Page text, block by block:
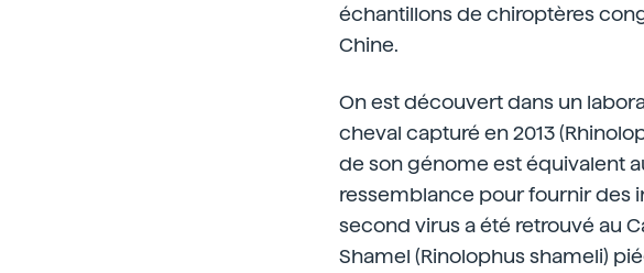
échantillons de chiroptères
Chine.
On est découvert dans un
cheval capturé en 2013
de son génome est équivalent
ressemblance pour fournir des
second virus a été retrouvé au
Shamel (Rinolophus shameli)